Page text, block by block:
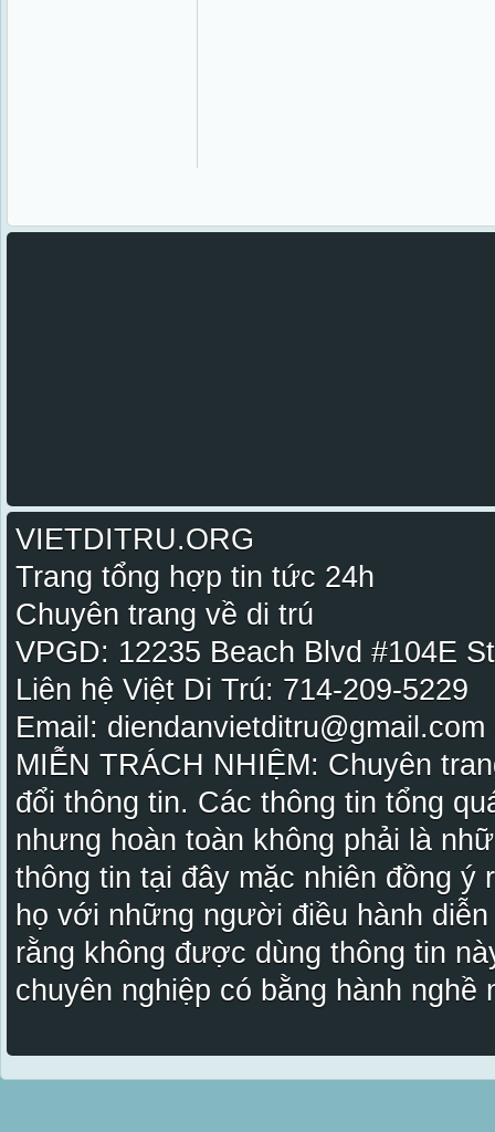
VIETDITRU.ORG
Trang tổng hợp tin tức 24h
Chuyên trang về di trú
VPGD: 12235 Beach Blvd #104E
Liên hệ Việt Di Trú: 714-209-5229
Email:
MIỄN TRÁCH NHIỆM: Chuyên
đổi thông tin. Các thông tin tổng
nhưng hoàn toàn không phải là
thông tin tại đây mặc nhiên đồng ý
họ với những người điều hành
rằng không được dùng thông tin
chuyên nghiệp có bằng hành